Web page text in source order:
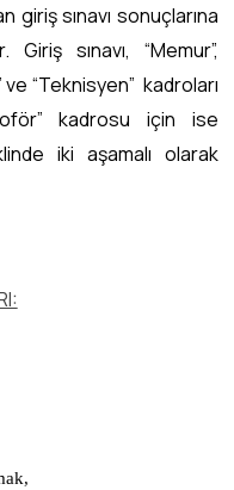
giriş sınavı sonuçlarına
sınavı, “Memur”,
ve “Teknisyen” kadroları
kadrosu için ise
iki aşamalı olarak